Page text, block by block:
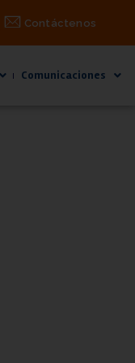
Contáctenos
Comunicaciones